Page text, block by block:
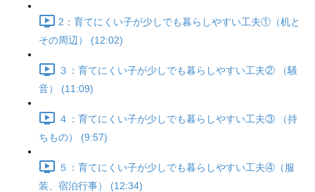
2：育てにくい子が少しでも暮らしやすい工夫①（机と
その周辺） (12:02)
３：育てにくい子が少しでも暮らしやすい工夫② （騒
音） (11:09)
４：育てにくい子が少しでも暮らしやすい工夫③ （持
ちもの） (9:57)
５：育てにくい子が少しでも暮らしやすい工夫④（服
装、宿泊行事） (12:34)